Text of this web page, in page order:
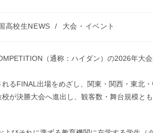
高校生NEWS / 大会・イベント
（通称：ハイダン）の2026年大
るFINAL出場をめざし、関東・関西・東北
が決勝大会へ進出し、観客数・舞台規模と